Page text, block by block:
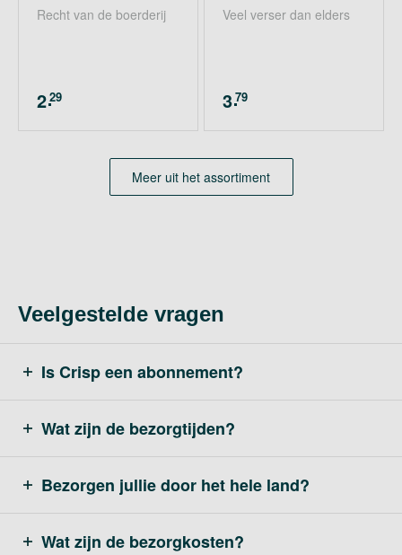
Recht van de boerderij
2.
29
Veel verser dan elders
3.
79
Meer uit het assortiment
Veelgestelde vragen
Is Crisp een abonnement?
Wat zijn de bezorgtijden?
Bezorgen jullie door het hele land?
Wat zijn de bezorgkosten?